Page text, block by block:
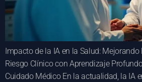
Impacto de la IA en la Salud:
Riesgo Clínico con Aprendizaje
Cuidado Médico En la actualidad, la IA